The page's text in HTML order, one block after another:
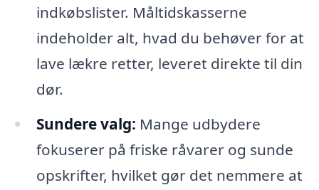
indkøbslister. Måltidskasserne
indeholder alt, hvad du behøver for at
lave lækre retter, leveret direkte til din
dør.
Sundere valg: Mange udbydere
fokuserer på friske råvarer og sunde
opskrifter, hvilket gør det nemmere at